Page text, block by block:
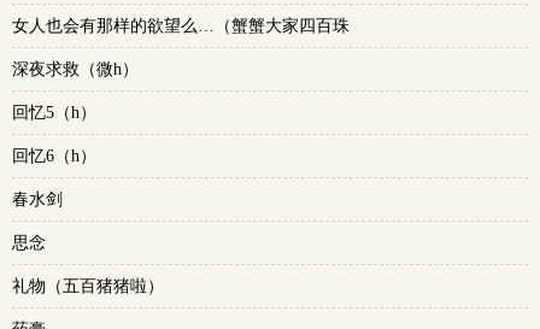
女人也会有那样的欲望么…（蟹蟹大家四百珠
深夜求救（微h）
回忆5（h）
回忆6（h）
春水剑
思念
礼物（五百猪猪啦）